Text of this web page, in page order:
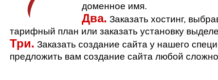
доменное имя.
Два. Заказать хостинг,
тарифный план или заказать установку
Три. Заказать создание сайта у нашего
предложить вам создание сайта любой